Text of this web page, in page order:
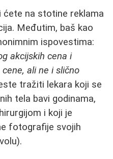
na stotine reklama
Međutim, baš kao
ispovestima:
akcijskih cena i
ali ne i slično
tražiti lekara koji se
tela bavi godinama,
i koji je
fotografije svojih